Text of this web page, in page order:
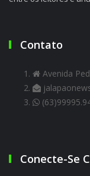
Contato
Avenida
Conecte-Se